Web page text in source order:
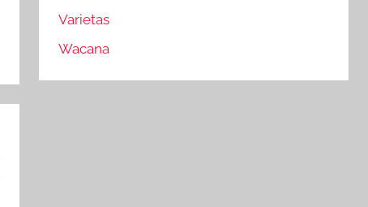
Varietas
Wacana